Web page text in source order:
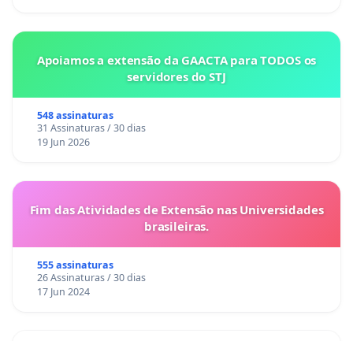
Apoiamos a extensão da GAACTA para TODOS os
servidores do STJ
548 assinaturas
31 Assinaturas / 30 dias
19 Jun 2026
Fim das Atividades de Extensão nas Universidades
brasileiras.
555 assinaturas
26 Assinaturas / 30 dias
17 Jun 2024